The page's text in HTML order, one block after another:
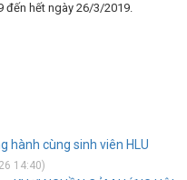
đến hết ngày 26/3/2019.
hành cùng sinh viên HLU
14:40)